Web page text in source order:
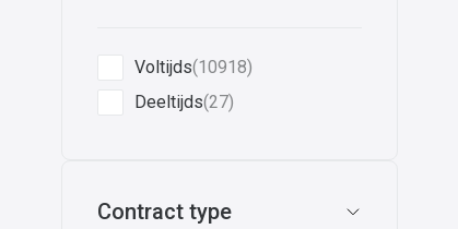
Voltijds(10918)
Deeltijds(27)
Contract type